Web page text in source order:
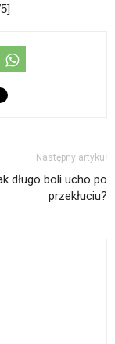
Następny artykuł
długo boli ucho po
przekłuciu?